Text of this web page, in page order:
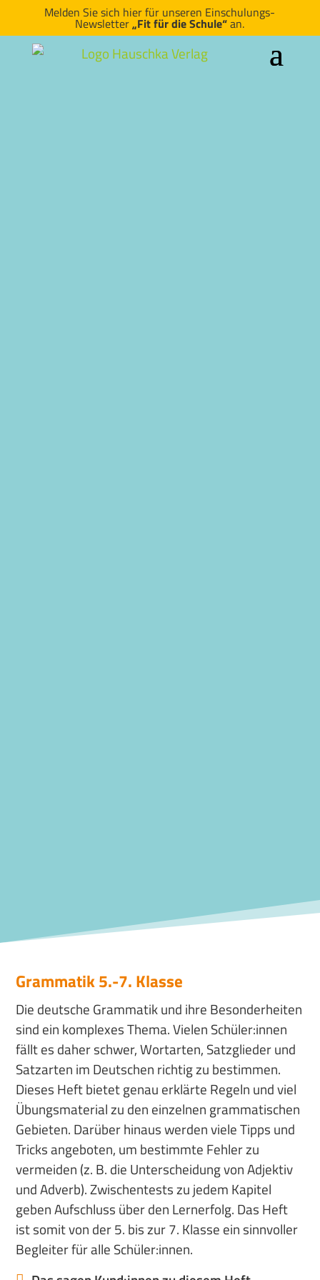
Melden Sie sich hier für unseren Einschulungs-
Newsletter„Fit für die Schule“an.
Grammatik 5.-7. Klasse
Die deutsche Grammatik und ihre Besonderheiten
sind ein komplexes Thema. Vielen Schüler:innen
fällt es daher schwer, Wortarten, Satzglieder und
Satzarten im Deutschen richtig zu bestimmen.
Dieses Heft bietet genau erklärte Regeln und viel
Übungsmaterial zu den einzelnen grammatischen
Gebieten. Darüber hinaus werden viele Tipps und
Tricks angeboten, um bestimmte Fehler zu
vermeiden (z. B. die Unterscheidung von Adjektiv
und Adverb). Zwischentests zu jedem Kapitel
geben Aufschluss über den Lernerfolg. Das Heft
ist somit von der 5. bis zur 7. Klasse ein sinnvoller
Begleiter für alle Schüler:innen.